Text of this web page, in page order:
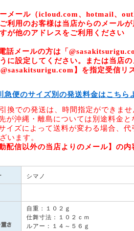
メール（icloud.com、hotmail、
利用のお客様は当店からのメール
が他のアドレスをご利用ください
話メールの方は「
に設定してください。または当店
】を指定受信リ
急便のサイズ別の発送料金はこちら
換での発送は、時間指定ができませ
が沖縄・離島については別途料金と
イズによって送料が変わる場合、代
います。
配信以外の当店よりのメール】の内
シマノ
自重：１０２ｇ
仕舞寸法：１０２ｃｍ
ルアー：１４～５６ｇ